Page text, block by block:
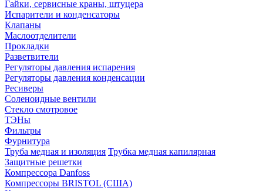
Гайки, сервисные краны, штуцера
Испарители и конденсаторы
Клапаны
Маслоотделители
Прокладки
Разветвители
Регуляторы давления испарения
Регуляторы давления конденсации
Ресиверы
Соленоидные вентили
Стекло смотровое
ТЭНы
Фильтры
Фурнитура
Труба медная и изоляция Трубка медная капилярная
Защитные решетки
Компрессора Danfoss
Компрессоры BRISTOL (США)